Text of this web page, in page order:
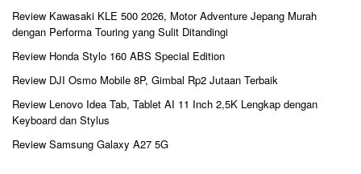
Review Kawasaki KLE 500 2026, Motor Adventure Jepang Murah
dengan Performa Touring yang Sulit Ditandingi
Review Honda Stylo 160 ABS Special Edition
Review DJI Osmo Mobile 8P, Gimbal Rp2 Jutaan Terbaik
Review Lenovo Idea Tab, Tablet AI 11 Inch 2,5K Lengkap dengan
Keyboard dan Stylus
Review Samsung Galaxy A27 5G